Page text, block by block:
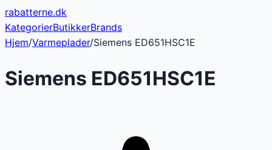
rabatterne.dk
KategorierButikkerBrands
Hjem/Varmeplader/Siemens ED651HSC1E
Siemens ED651HSC1E